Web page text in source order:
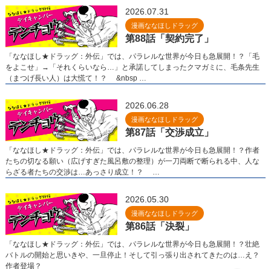
2026.07.31
漫画ななほしドラッグ
第88話「契約完了」
「ななほし★ドラッグ：外伝」では、パラレルな世界が今日も急展開！？「毛
をよこせ」→「それくらいなら…」と承諾してしまったクマガミに、毛条先生
（まつげ長い人）は大慌て！？ &nbsp …
2026.06.28
漫画ななほしドラッグ
第87話「交渉成立」
「ななほし★ドラッグ：外伝」では、パラレルな世界が今日も急展開！？作者
たちの切なる願い（広げすぎた風呂敷の整理）が一刀両断で断られる中、人な
らざる者たちの交渉は…あっさり成立！？ …
2026.05.30
漫画ななほしドラッグ
第86話「決裂」
「ななほし★ドラッグ：外伝」では、パラレルな世界が今日も急展開！？壮絶
バトルの開始と思いきや、一旦停止！そして引っ張り出されてきたのは…え？
作者登場？